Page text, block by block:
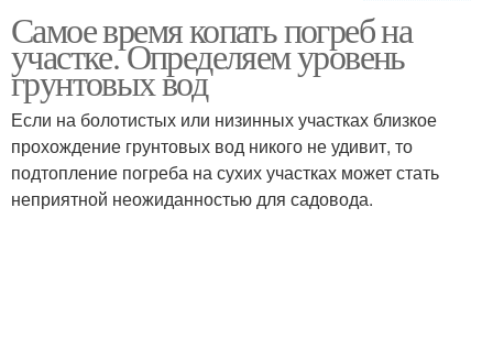
Погреб для хранения Погреб на даче
Бетонный погреб Погреб из кирпича
Самое время копать погреб на
участке. Определяем уровень
грунтовых вод
Если на болотистых или низинных участках близкое
прохождение грунтовых вод никого не удивит, то
подтопление погреба на сухих участках может стать
неприятной неожиданностью для садовода.